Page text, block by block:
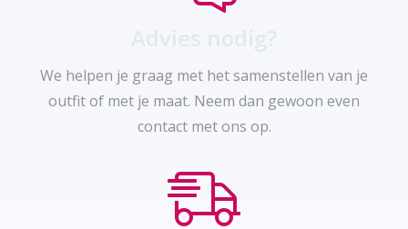
We helpen je graag met het samenstellen van je
outfit of met je maat. Neem dan gewoon even
contact met ons op.